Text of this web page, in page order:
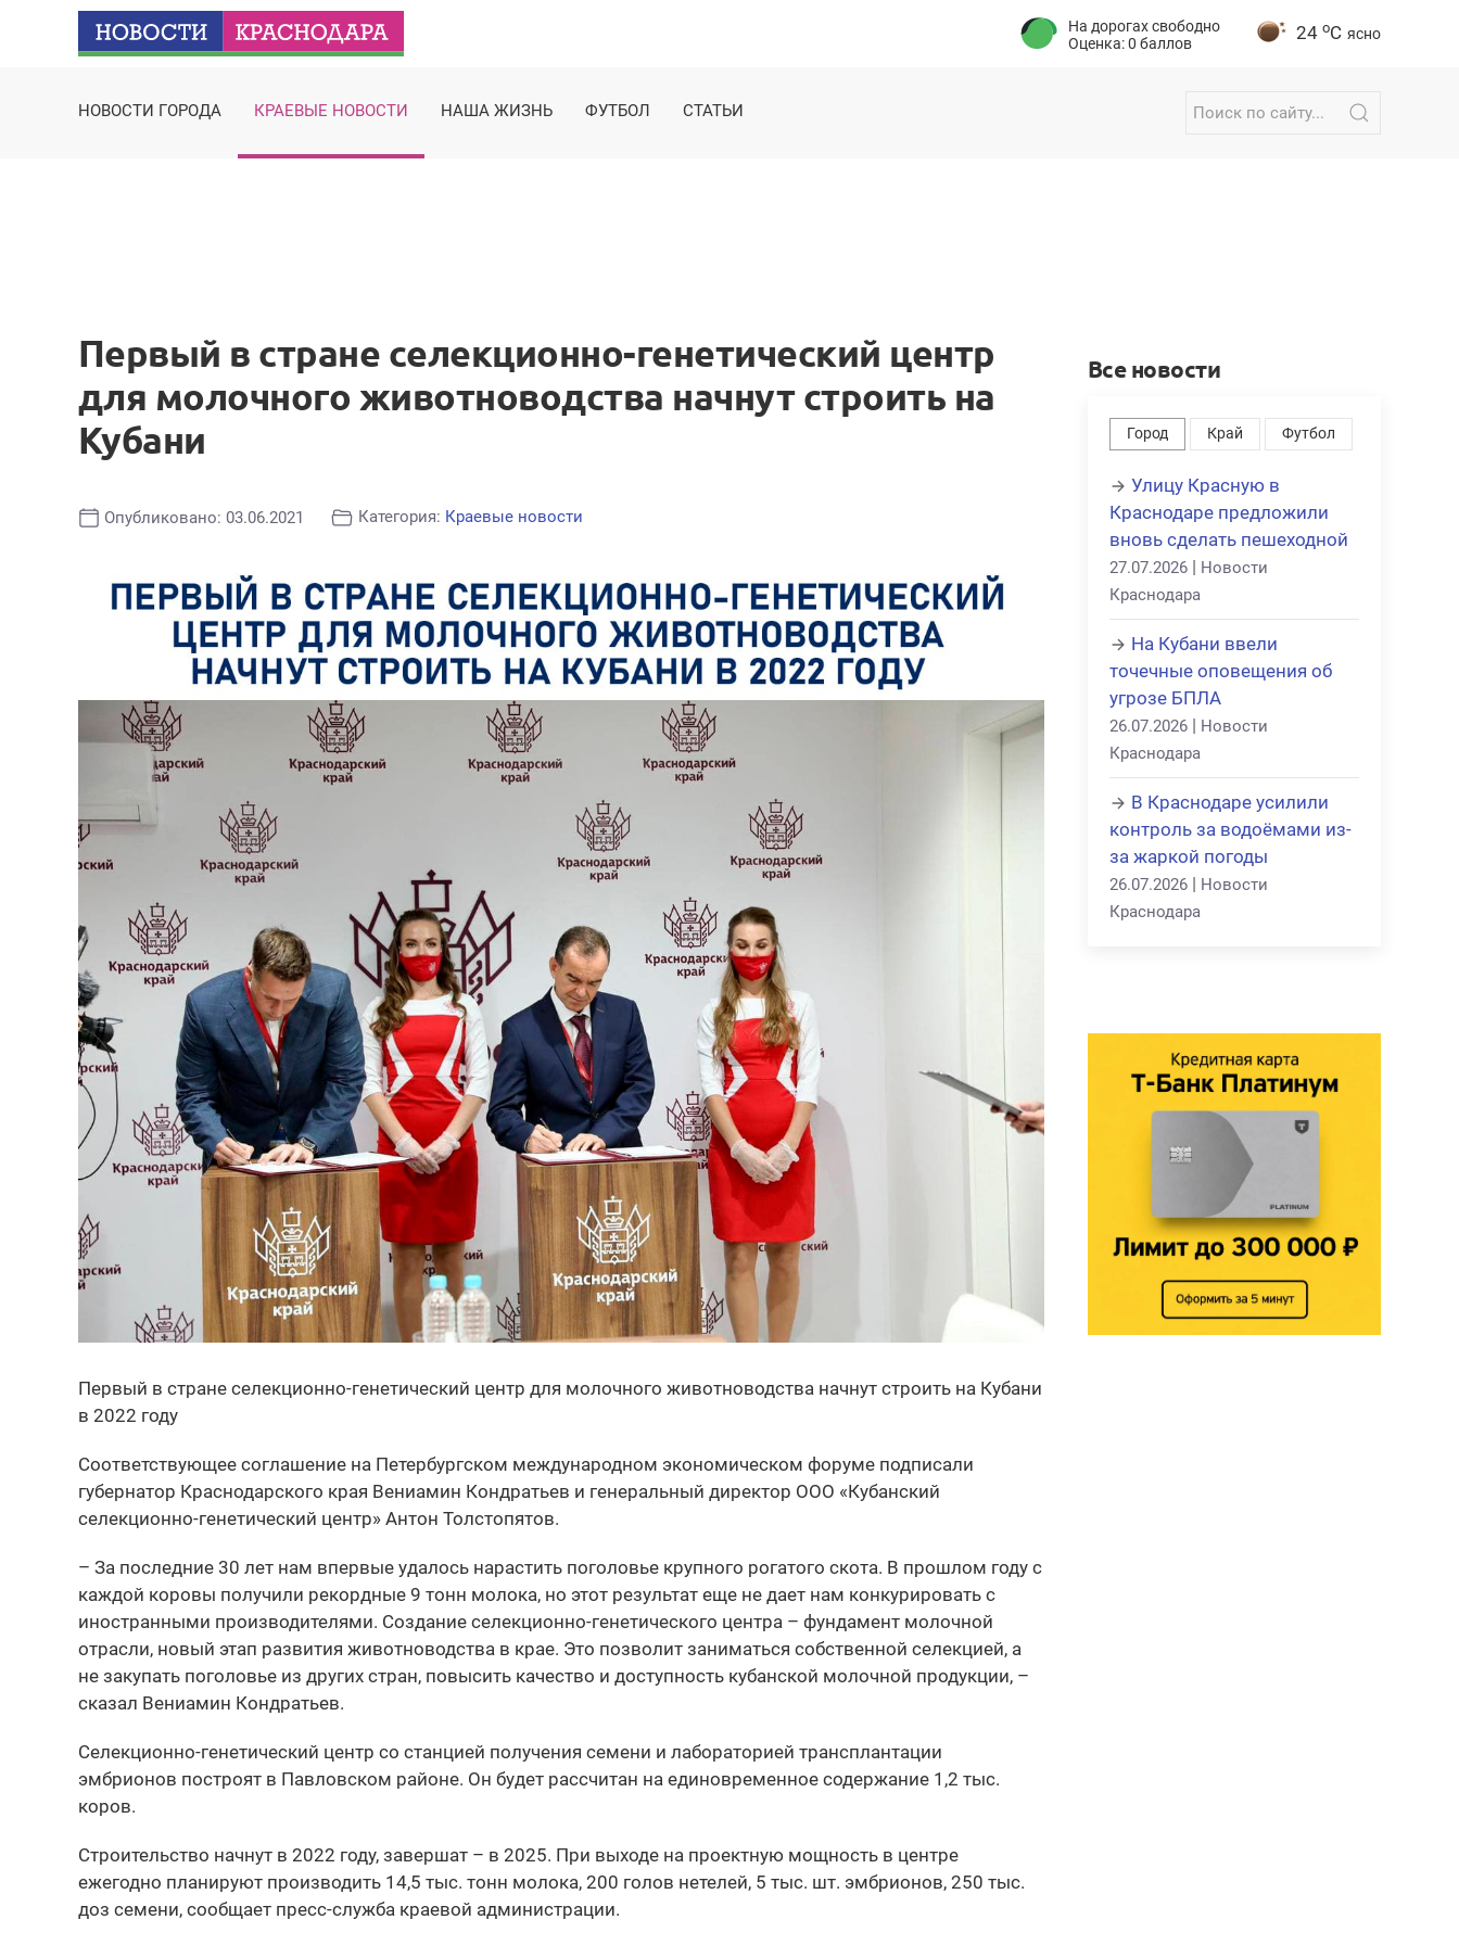
На дорогах свободно
Оценка: 0 баллов
24 oC ясно
НОВОСТИ ГОРОДА КРАЕВЫЕ НОВОСТИ НАША ЖИЗНЬ ФУТБОЛ СТАТЬИ
Первый в стране селекционно-генетический центр
для молочного животноводства начнут строить на
Кубани
Опубликовано: 03.06.2021 Категория: Краевые новости
Первый в стране селекционно-генетический центр для молочного животноводства начнут строить на Кубани
в 2022 году
Соответствующее соглашение на Петербургском международном экономическом форуме подписали
губернатор Краснодарского края Вениамин Кондратьев и генеральный директор ООО «Кубанский
селекционно-генетический центр» Антон Толстопятов.
– За последние 30 лет нам впервые удалось нарастить поголовье крупного рогатого скота. В прошлом году с
каждой коровы получили рекордные 9 тонн молока, но этот результат еще не дает нам конкурировать с
иностранными производителями. Создание селекционно-генетического центра – фундамент молочной
отрасли, новый этап развития животноводства в крае. Это позволит заниматься собственной селекцией, а
не закупать поголовье из других стран, повысить качество и доступность кубанской молочной продукции, –
сказал Вениамин Кондратьев.
Селекционно-генетический центр со станцией получения семени и лабораторией трансплантации
эмбрионов построят в Павловском районе. Он будет рассчитан на единовременное содержание 1,2 тыс.
коров.
Строительство начнут в 2022 году, завершат – в 2025. При выходе на проектную мощность в центре
ежегодно планируют производить 14,5 тыс. тонн молока, 200 голов нетелей, 5 тыс. шт. эмбрионов, 250 тыс.
доз семени, сообщает пресс-служба краевой администрации.
Все новости
Город Край Футбол
Улицу Красную в
Краснодаре предложили
вновь сделать пешеходной
27.07.2026 | Новости
Краснодара
На Кубани ввели
точечные оповещения об
угрозе БПЛА
26.07.2026 | Новости
Краснодара
В Краснодаре усилили
контроль за водоёмами из-
за жаркой погоды
26.07.2026 | Новости
Краснодара